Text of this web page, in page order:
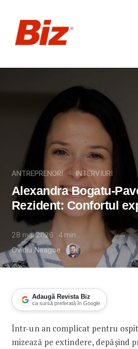
ANTREPRENORI INTERVIURI
Alexandra Bogatu-
Rezident: Confortul
28 mai 2026 4 min
Ovidiu Neagoe
Adaugă Revista Biz
ca sursă preferată în Google
Alexandra Bogatu-
Într-un an complicat pentru
mizează pe extindere, depășind